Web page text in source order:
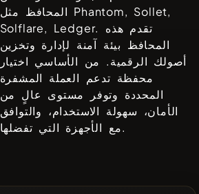
Phantom, Sollet,
Solflare, Ledger. تقدم هذه
المحافظ بيئة آمنة لإدارة وتخزين
أصولك الرقمية. من الأساسي اختيار
محفظة تدعم العملة المشفرة
المحددة وتوفر مستوى عالٍ من
الأمان، سهولة الاستخدام، والتوافق
مع الأجهزة التي تفضلها.